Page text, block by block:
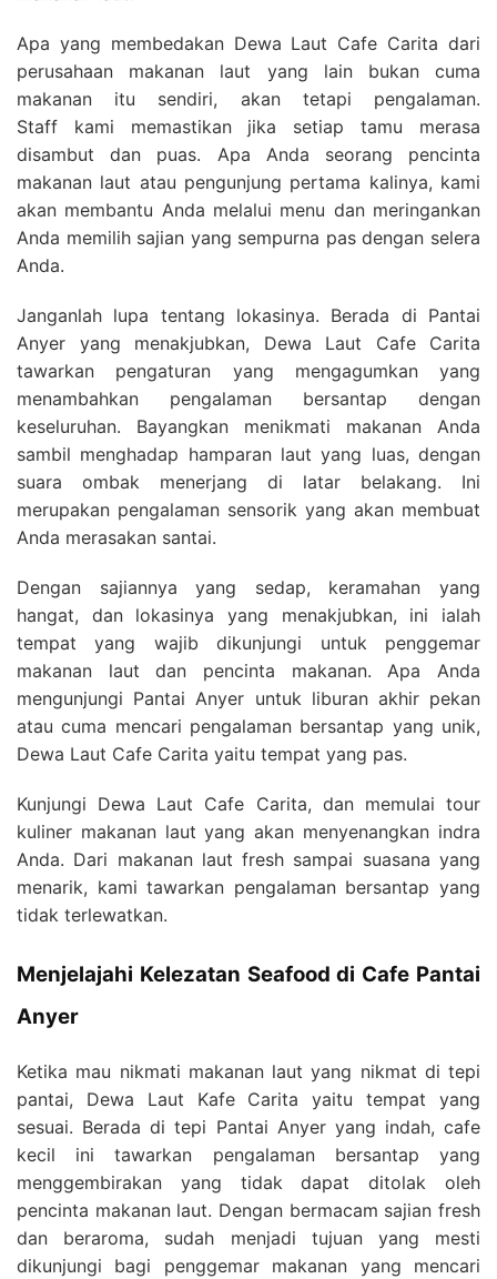
Apa yang membedakan Dewa Laut Cafe Carita dari
perusahaan makanan laut yang lain bukan cuma
makanan itu sendiri, akan tetapi pengalaman.
Staff kami memastikan jika setiap tamu merasa
disambut dan puas. Apa Anda seorang pencinta
makanan laut atau pengunjung pertama kalinya, kami
akan membantu Anda melalui menu dan meringankan
Anda memilih sajian yang sempurna pas dengan selera
Anda.
Janganlah lupa tentang lokasinya. Berada di Pantai
Anyer yang menakjubkan, Dewa Laut Cafe Carita
tawarkan pengaturan yang mengagumkan yang
menambahkan pengalaman bersantap dengan
keseluruhan. Bayangkan menikmati makanan Anda
sambil menghadap hamparan laut yang luas, dengan
suara ombak menerjang di latar belakang. Ini
merupakan pengalaman sensorik yang akan membuat
Anda merasakan santai.
Dengan sajiannya yang sedap, keramahan yang
hangat, dan lokasinya yang menakjubkan, ini ialah
tempat yang wajib dikunjungi untuk penggemar
makanan laut dan pencinta makanan. Apa Anda
mengunjungi Pantai Anyer untuk liburan akhir pekan
atau cuma mencari pengalaman bersantap yang unik,
Dewa Laut Cafe Carita yaitu tempat yang pas.
Kunjungi Dewa Laut Cafe Carita, dan memulai tour
kuliner makanan laut yang akan menyenangkan indra
Anda. Dari makanan laut fresh sampai suasana yang
menarik, kami tawarkan pengalaman bersantap yang
tidak terlewatkan.
Menjelajahi Kelezatan Seafood di Cafe Pantai
Anyer
Ketika mau nikmati makanan laut yang nikmat di tepi
pantai, Dewa Laut Kafe Carita yaitu tempat yang
sesuai. Berada di tepi Pantai Anyer yang indah, cafe
kecil ini tawarkan pengalaman bersantap yang
menggembirakan yang tidak dapat ditolak oleh
pencinta makanan laut. Dengan bermacam sajian fresh
dan beraroma, sudah menjadi tujuan yang mesti
dikunjungi bagi penggemar makanan yang mencari